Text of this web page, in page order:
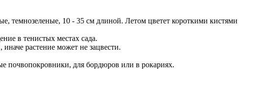
темнозеленые, 10 - 35 см длиной. Летом цветет короткими кистями
в тенистых местах сада.
растение может не зацвести.
почвопокровники, для бордюров или в рокариях.